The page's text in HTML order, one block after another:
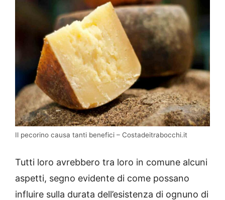
Il pecorino causa tanti benefici – Costadeitrabocchi.it
Tutti loro avrebbero tra loro in comune alcuni
aspetti, segno evidente di come possano
influire sulla durata dell’esistenza di ognuno di